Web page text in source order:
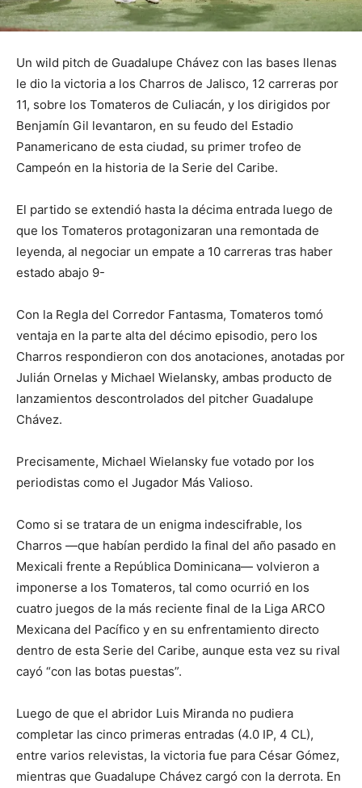
Un wild pitch de Guadalupe Chávez con las bases llenas
le dio la victoria a los Charros de Jalisco, 12 carreras por
11, sobre los Tomateros de Culiacán, y los dirigidos por
Benjamín Gil levantaron, en su feudo del Estadio
Panamericano de esta ciudad, su primer trofeo de
Campeón en la historia de la Serie del Caribe.
El partido se extendió hasta la décima entrada luego de
que los Tomateros protagonizaran una remontada de
leyenda, al negociar un empate a 10 carreras tras haber
estado abajo 9-
Con la Regla del Corredor Fantasma, Tomateros tomó
ventaja en la parte alta del décimo episodio, pero los
Charros respondieron con dos anotaciones, anotadas por
Julián Ornelas y Michael Wielansky, ambas producto de
lanzamientos descontrolados del pitcher Guadalupe
Chávez.
Precisamente, Michael Wielansky fue votado por los
periodistas como el Jugador Más Valioso.
Como si se tratara de un enigma indescifrable, los
Charros —que habían perdido la final del año pasado en
Mexicali frente a República Dominicana— volvieron a
imponerse a los Tomateros, tal como ocurrió en los
cuatro juegos de la más reciente final de la Liga ARCO
Mexicana del Pacífico y en su enfrentamiento directo
dentro de esta Serie del Caribe, aunque esta vez su rival
cayó “con las botas puestas”.
Luego de que el abridor Luis Miranda no pudiera
completar las cinco primeras entradas (4.0 IP, 4 CL),
entre varios relevistas, la victoria fue para César Gómez,
mientras que Guadalupe Chávez cargó con la derrota. En